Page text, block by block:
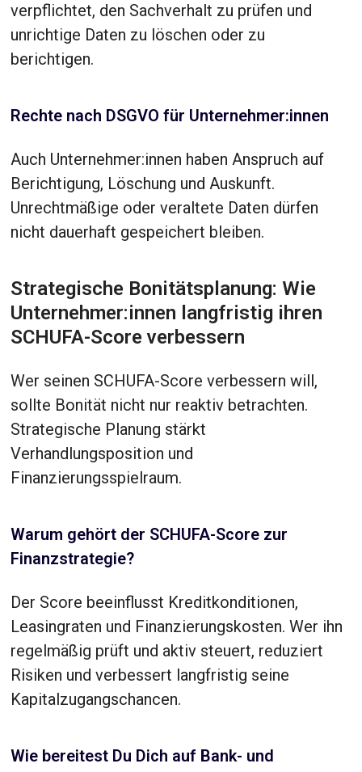
verpflichtet, den Sachverhalt zu prüfen und
unrichtige Daten zu löschen oder zu
berichtigen.
Rechte nach DSGVO für Unternehmer:innen
Auch Unternehmer:innen haben Anspruch auf
Berichtigung, Löschung und Auskunft.
Unrechtmäßige oder veraltete Daten dürfen
nicht dauerhaft gespeichert bleiben.
Strategische Bonitätsplanung: Wie
Unternehmer:innen langfristig ihren
SCHUFA-Score verbessern
Wer seinen SCHUFA-Score verbessern will,
sollte Bonität nicht nur reaktiv betrachten.
Strategische Planung stärkt
Verhandlungsposition und
Finanzierungsspielraum.
Warum gehört der SCHUFA-Score zur
Finanzstrategie?
Der Score beeinflusst Kreditkonditionen,
Leasingraten und Finanzierungskosten. Wer ihn
regelmäßig prüft und aktiv steuert, reduziert
Risiken und verbessert langfristig seine
Kapitalzugangschancen.
Wie bereitest Du Dich auf Bank- und